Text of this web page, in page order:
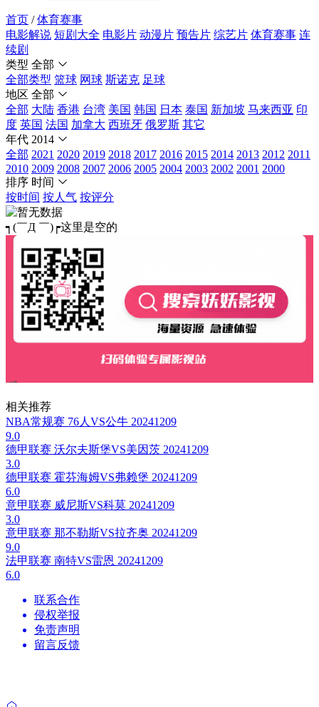
首页 /体育赛事
电影解说 短剧大全 电影片 动漫片 预告片 综艺片 体育赛事 连
续剧
类型 全部
全部类型 篮球 网球 斯诺克 足球
地区 全部
全部 大陆 香港 台湾 美国 韩国 日本 泰国 新加坡 马来西亚 印
度 英国 法国 加拿大 西班牙 俄罗斯 其它
年代 2014
全部 2021 2020 2019 2018 2017 2016 2015 2014 2013 2012 2011
2010 2009 2008 2007 2006 2005 2004 2003 2002 2001 2000
排序 时间
按时间 按人气 按评分
┑(￣Д ￣)┍这里是空的
相关推荐
NBA常规赛 76人VS公牛 20241209
9.0
德甲联赛 沃尔夫斯堡VS美因茨 20241209
3.0
德甲联赛 霍芬海姆VS弗赖堡 20241209
6.0
意甲联赛 威尼斯VS科莫 20241209
3.0
意甲联赛 那不勒斯VS拉齐奥 20241209
9.0
法甲联赛 南特VS雷恩 20241209
6.0
联系合作
侵权举报
免责声明
留言反馈